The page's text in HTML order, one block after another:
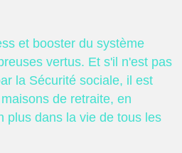
et booster du système
vertus. Et s'il n'est pas
la Sécurité sociale, il est
de retraite, en
plus dans la vie de tous les